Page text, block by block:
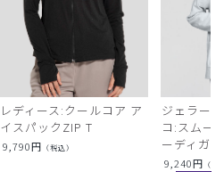
レディース:クールコア ア
イスパックZIP T
9,790円 （税込）
ジェラー
コ:スムー
ーディガン
9,240円 （税